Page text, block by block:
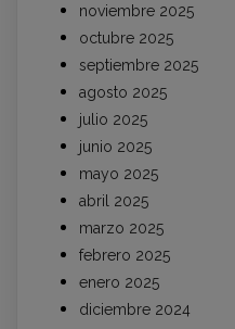
noviembre 2025
octubre 2025
septiembre 2025
agosto 2025
julio 2025
junio 2025
mayo 2025
abril 2025
marzo 2025
febrero 2025
enero 2025
diciembre 2024